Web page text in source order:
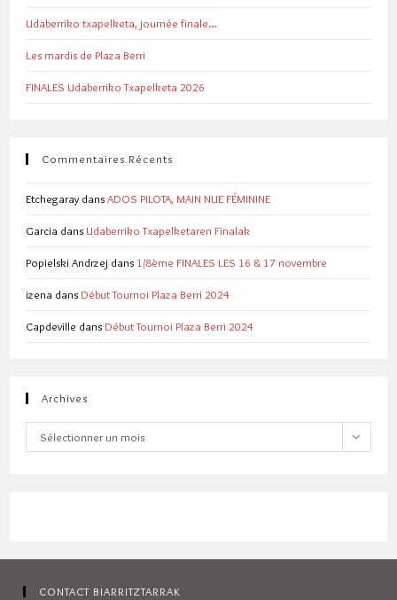
Udaberriko txapelketa, journée finale…
Les mardis de Plaza Berri
FINALES Udaberriko Txapelketa 2026
Commentaires Récents
Etchegaray dansADOS PILOTA, MAIN NUE FÉMININE
Garcia dans Udaberriko Txapelketaren Finalak
Popielski Andrzej dans 1/8ème FINALES LES 16 & 17 novembre
izena dans Début Tournoi Plaza Berri 2024
Capdeville dans Début Tournoi Plaza Berri 2024
Archives
Archives
Sélectionner un mois
CONTACT BIARRITZTARRAK